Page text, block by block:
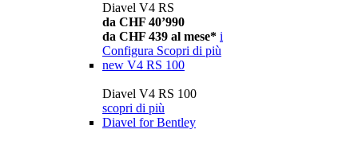
Diavel V4 RS
da CHF 40’990
da CHF 439 al mese* i
Configura Scopri di più
new V4 RS 100
Diavel V4 RS 100
scopri di più
Diavel for Bentley